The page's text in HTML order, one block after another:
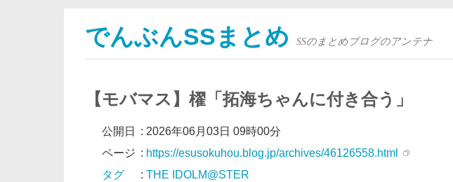
でんぶんSSまとめ SSのまとめブログのアンテナ
【モバマス】櫂「拓海ちゃんに付き合う」
公開日 : 2026年06月03日 09時00分
ページ : https://esusokuhou.blog.jp/archives/46126558.html
タグ
: THE IDOLM@STER